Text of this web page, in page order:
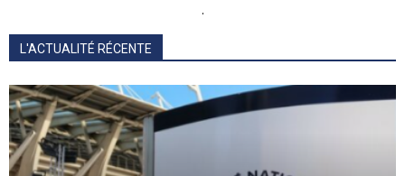
.
L'ACTUALITÉ RÉCENTE